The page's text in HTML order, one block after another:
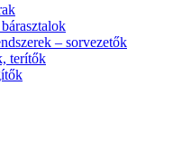
– sorvezetők
terítők